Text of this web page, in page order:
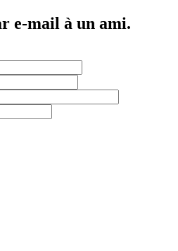
e-mail à un ami.